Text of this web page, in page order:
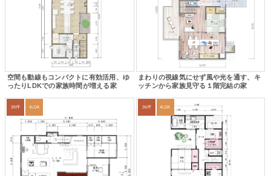
空間も動線もコンパクトに有効活用、ゆ
ったりLDKでの家族時間が増える家
まわりの視線気にせず風や光を通す、キ
ッチンから家族見守る１階完結の家
39坪 4LDK 36坪 4LDK